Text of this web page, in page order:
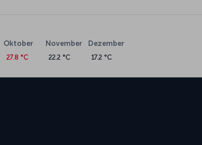
Oktober
27.8 °C
November
22.2 °C
Dezember
17.2 °C